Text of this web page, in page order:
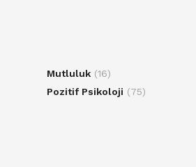
Mutluluk (16)
Pozitif Psikoloji (75)